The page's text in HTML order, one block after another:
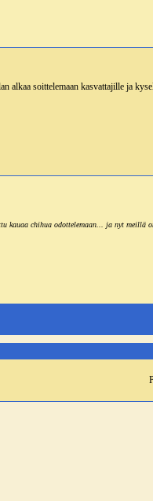
alkaa soittelemaan kasvattajille ja
kauaa chihua odottelemaan... ja nyt meillä